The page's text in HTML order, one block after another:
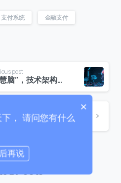
支付系统 金融支付
post
从“功能机”到“智慧脑”，技术架构的代际差
锐融天下2026海外战略全面发力，加速布局全球新兴市场！
Posts
0 / 180
×
， 请问您有什么
再说